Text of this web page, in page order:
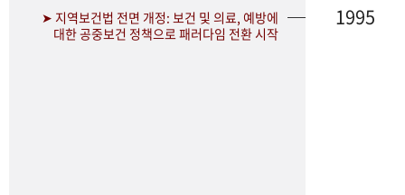
➤ 지역보건법 전면 개정: 보건 및 의료, 예방에
대한 공중보건 정책으로 패러다임 전환 시작
1995